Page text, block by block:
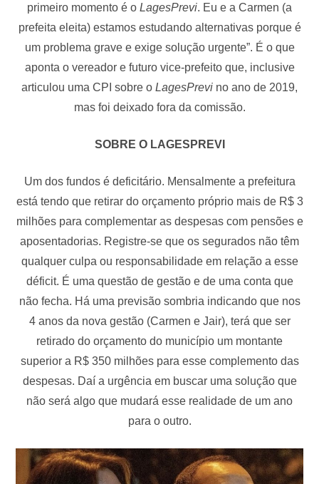
primeiro momento é o LagesPrevi. Eu e a Carmen (a
prefeita eleita) estamos estudando alternativas porque é
um problema grave e exige solução urgente”. É o que
aponta o vereador e futuro vice-prefeito que, inclusive
articulou uma CPI sobre o LagesPrevi no ano de 2019,
mas foi deixado fora da comissão.
SOBRE O LAGESPREVI
Um dos fundos é deficitário. Mensalmente a prefeitura
está tendo que retirar do orçamento próprio mais de R$ 3
milhões para complementar as despesas com pensões e
aposentadorias. Registre-se que os segurados não têm
qualquer culpa ou responsabilidade em relação a esse
déficit. É uma questão de gestão e de uma conta que
não fecha. Há uma previsão sombria indicando que nos
4 anos da nova gestão (Carmen e Jair), terá que ser
retirado do orçamento do município um montante
superior a R$ 350 milhões para esse complemento das
despesas. Daí a urgência em buscar uma solução que
não será algo que mudará esse realidade de um ano
para o outro.